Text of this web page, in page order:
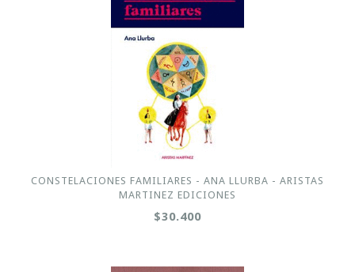
CONSTELACIONES FAMILIARES - ANA LLURBA - ARISTAS
MARTINEZ EDICIONES
$30.400